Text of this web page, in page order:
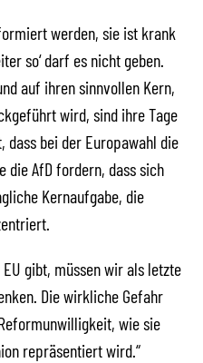
werden, sie ist krank
so‘ darf es nicht geben.
auf ihren sinnvollen Kern,
wird, sind ihre Tage
dass bei der Europawahl die
die AfD fordern, dass sich
Kernaufgabe, die
gibt, müssen wir als letzte
Die wirkliche Gefahr
wie sie
repräsentiert wird.“